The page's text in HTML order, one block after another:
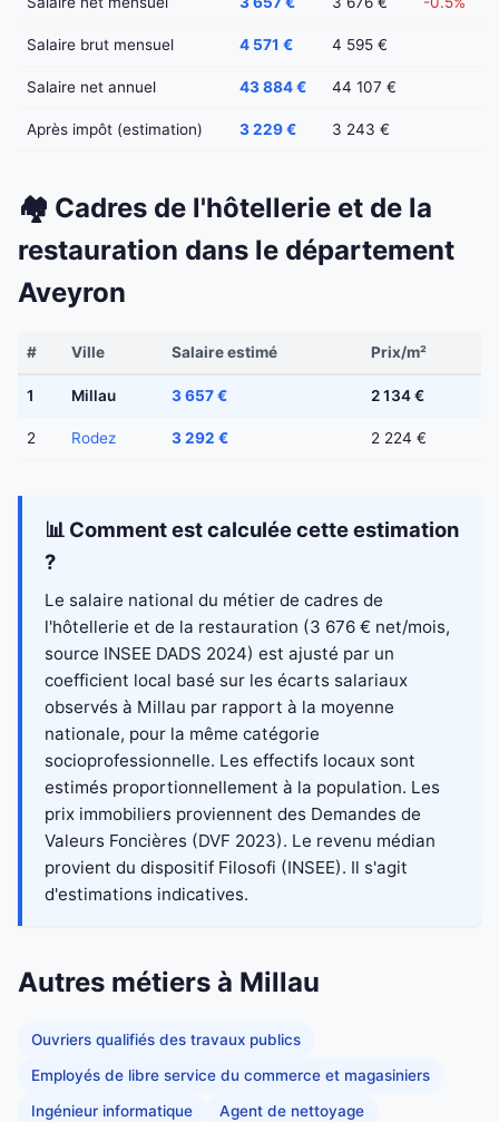
Salaire brut mensuel 4 571 € 4 595 €
Salaire net annuel 43 884 € 44 107 €
Après impôt (estimation) 3 229 € 3 243 €
🏘️ Cadres de l'hôtellerie et de la
restauration dans le département
Aveyron
# Ville Salaire estimé Prix/m²
1 Millau 3 657 € 2 134 €
2 Rodez 3 292 € 2 224 €
📊 Comment est calculée cette estimation
?
Le salaire national du métier de cadres de
l'hôtellerie et de la restauration (3 676 € net/mois,
source INSEE DADS 2024) est ajusté par un
coefficient local basé sur les écarts salariaux
observés à Millau par rapport à la moyenne
nationale, pour la même catégorie
socioprofessionnelle. Les effectifs locaux sont
estimés proportionnellement à la population. Les
prix immobiliers proviennent des Demandes de
Valeurs Foncières (DVF 2023). Le revenu médian
provient du dispositif Filosofi (INSEE). Il s'agit
d'estimations indicatives.
Autres métiers à Millau
Ouvriers qualifiés des travaux publics
Employés de libre service du commerce et magasiniers
Ingénieur informatique Agent de nettoyage